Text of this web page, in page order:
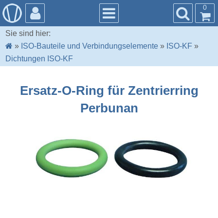
0
Sie sind hier:
» ISO-Bauteile und Verbindungselemente » ISO-KF »
Dichtungen ISO-KF
Ersatz-O-Ring für Zentrierring
Perbunan